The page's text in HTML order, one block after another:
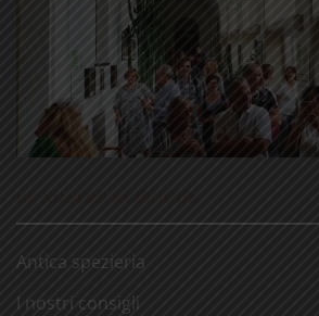
Antica spezieria
I nostri consigli